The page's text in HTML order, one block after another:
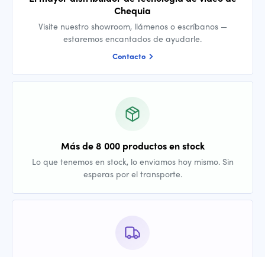
Chequia
Visite nuestro showroom, llámenos o escríbanos —
estaremos encantados de ayudarle.
Contacto
Más de 8 000 productos en stock
Lo que tenemos en stock, lo enviamos hoy mismo. Sin
esperas por el transporte.